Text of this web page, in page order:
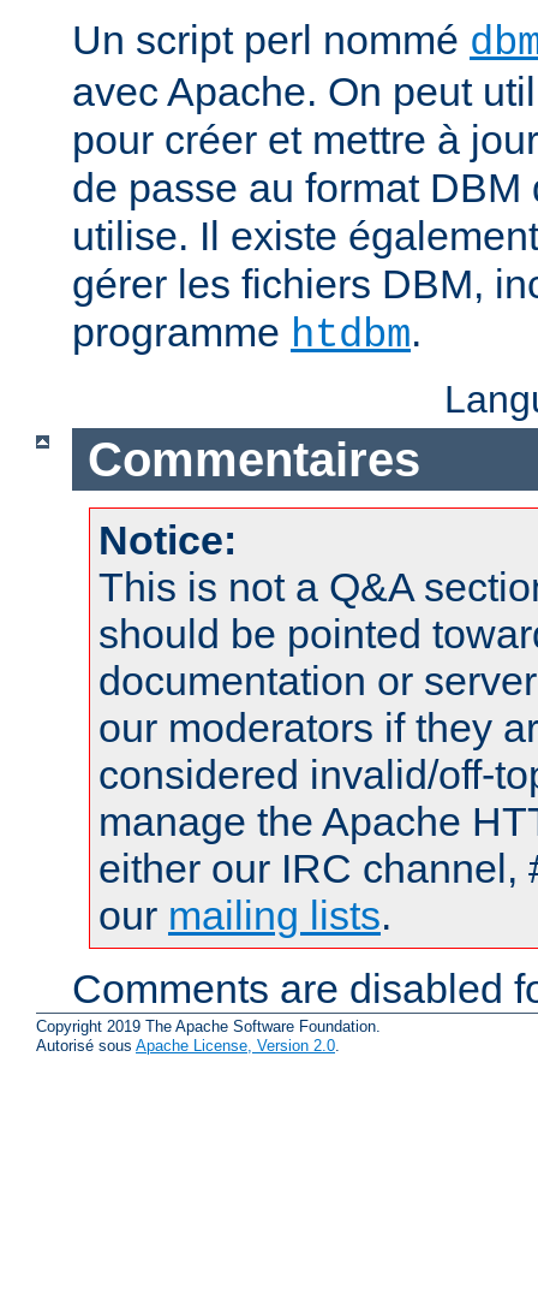
Un script perl nommé
avec Apache. On peut
pour créer et mettre à
de passe au format DBM
utilise. Il existe
gérer les fichiers DBM,
programme htdbm.
Commentaires
Notice:
This is not a Q&A
should be pointed
documentation or
our moderators if they
considered invalid/off-
manage the Apache
either our IRC channel,
our mailing lists.
Comments are disabled
Copyright 2019 The Apache Software Foundation.
Autorisé sous Apache License, Version 2.0.